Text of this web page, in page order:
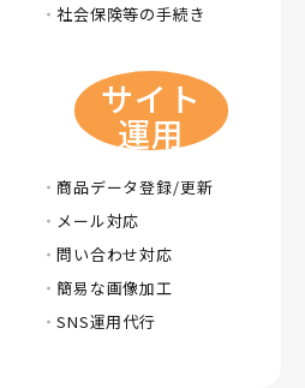
社会保険等の手続き
サイト
運用
商品データ登録/更新
メール対応
問い合わせ対応
簡易な画像加工
SNS運用代行